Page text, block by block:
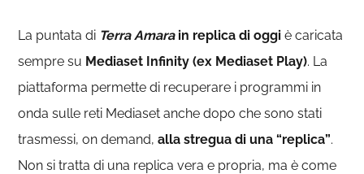
La puntata di Terra Amarain replica di oggi è caricata
sempre su Mediaset Infinity (ex Mediaset Play). La
piattaforma permette di recuperare i programmi in
onda sulle reti Mediaset anche dopo che sono stati
trasmessi, on demand,alla stregua di una “replica”.
Non si tratta di una replica vera e propria, ma è come